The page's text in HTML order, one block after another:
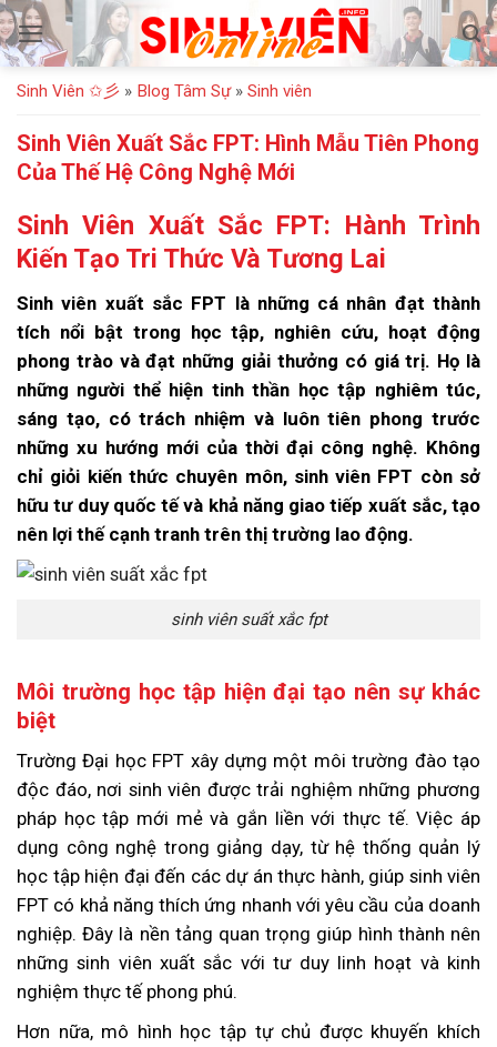
Bỏ
qua
nội
dung
Sinh Viên ✩彡 » Blog Tâm Sự» Sinh viên
Sinh Viên Xuất Sắc FPT: Hình Mẫu Tiên Phong
Của Thế Hệ Công Nghệ Mới
Sinh Viên Xuất Sắc FPT: Hành Trình
Kiến Tạo Tri Thức Và Tương Lai
Sinh viên xuất sắc FPT là những cá nhân đạt thành
tích nổi bật trong học tập, nghiên cứu, hoạt động
phong trào và đạt những giải thưởng có giá trị. Họ là
những người thể hiện tinh thần học tập nghiêm túc,
sáng tạo, có trách nhiệm và luôn tiên phong trước
những xu hướng mới của thời đại công nghệ. Không
chỉ giỏi kiến thức chuyên môn, sinh viên FPT còn sở
hữu tư duy quốc tế và khả năng giao tiếp xuất sắc, tạo
nên lợi thế cạnh tranh trên thị trường lao động.
sinh viên suất xắc fpt
Môi trường học tập hiện đại tạo nên sự khác
biệt
Trường Đại học FPT xây dựng một môi trường đào tạo
độc đáo, nơi sinh viên được trải nghiệm những phương
pháp học tập mới mẻ và gắn liền với thực tế. Việc áp
dụng công nghệ trong giảng dạy, từ hệ thống quản lý
học tập hiện đại đến các dự án thực hành, giúp sinh viên
FPT có khả năng thích ứng nhanh với yêu cầu của doanh
nghiệp. Đây là nền tảng quan trọng giúp hình thành nên
những sinh viên xuất sắc với tư duy linh hoạt và kinh
nghiệm thực tế phong phú.
Hơn nữa, mô hình học tập tự chủ được khuyến khích